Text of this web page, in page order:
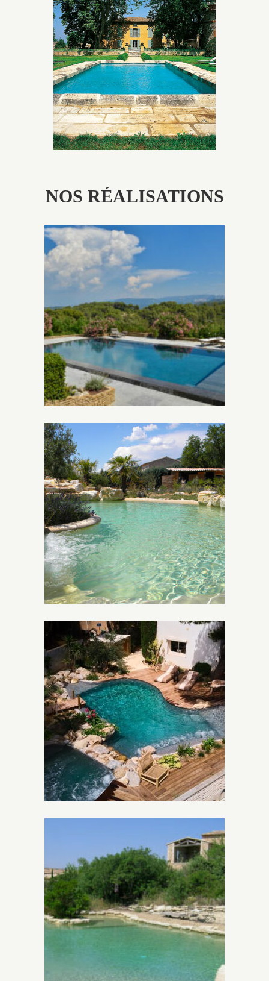
Les piscines en béton authentiques Jacques Brens se
démarquent par la noblesse des matériaux
utilisés pour garder un aspect ancien, retrouver une
patine naturelle ou créer un ornement de pierres de
taille.
NOS RÉALISATIONS